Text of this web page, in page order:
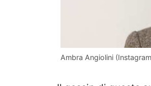
Ambra Angiolini